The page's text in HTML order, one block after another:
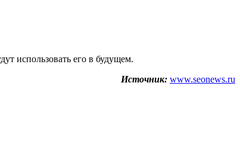
использовать его в будущем.
Источник: www.seonews.ru